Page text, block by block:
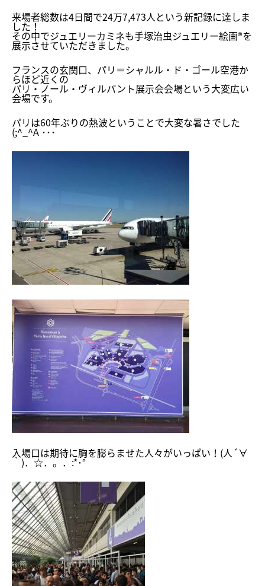
来場者総数は4日間で24万7,473人という新記録に達しま
した！
その中でジュエリーカミネも手塚治虫ジュエリー絵画®を
展示させていただきました。
フランスの玄関口、パリ＝シャルル・ド・ゴール空港か
らほど近くの
パリ・ノール・ヴィルパント展示会会場という大変広い
会場です。
パリは60年ぶりの熱波ということで大変な暑さでした
(;^_^A ･･･
入場口は期待に胸を膨らませた人々がいっぱい！(人´∀
｀)．☆．。．:*･°